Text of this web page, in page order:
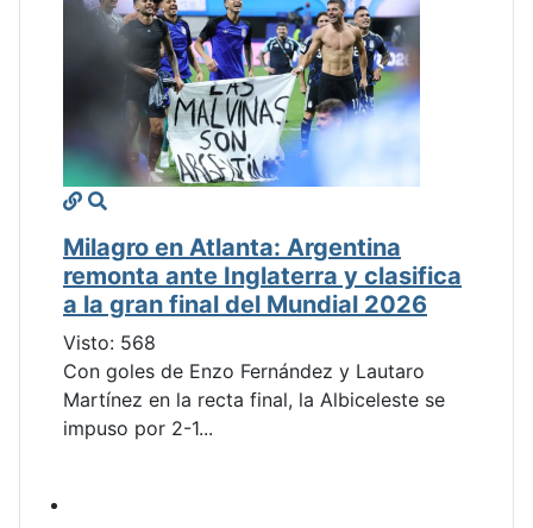
Milagro en Atlanta: Argentina
remonta ante Inglaterra y clasifica
a la gran final del Mundial 2026
Visto: 568
Con goles de Enzo Fernández y Lautaro
Martínez en la recta final, la Albiceleste se
impuso por 2-1...